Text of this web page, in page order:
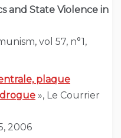
and State Violence in
vol 57, n°1,
plaque
», Le Courrier
2006